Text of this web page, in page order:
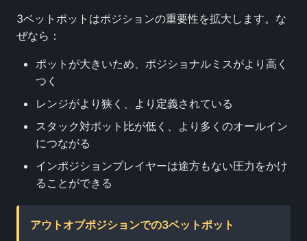
3ベットポットはポジションの重要性を拡大します。な
ぜなら：
ポットが大きいため、ポジショナルミスがより高く
つく
レンジがより狭く、より定義されている
スタック対ポット比が低く、より多くのオールイン
につながる
インポジションプレイヤーは途方もない圧力をかけ
ることができる
アウトオブポジションでの3ベットポット